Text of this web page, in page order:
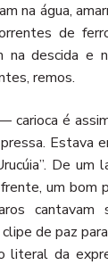
na água,
de
na descida e
remos.
carioca é
Estava
De um
um bom
cantavam
de paz
literal da